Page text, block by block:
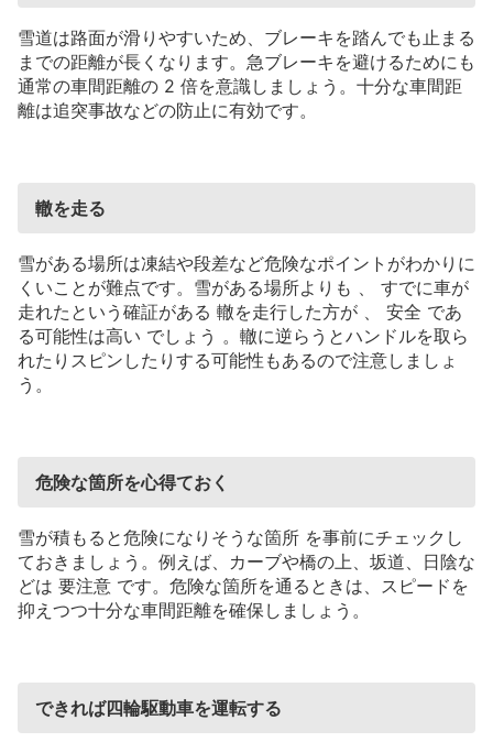
雪道は路面が滑りやすいため、ブレーキを踏んでも止まる
までの距離が長くなります。急ブレーキを避けるためにも
通常の車間距離の 2 倍を意識しましょう。十分な車間距
離は追突事故などの防止に有効です。
轍を走る
雪がある場所は凍結や段差など危険なポイントがわかりに
くいことが難点です。雪がある場所よりも 、
すでに車が
走れたという確証がある 轍を走行した方が 、 安全 であ
る可能性は高い でしょう 。轍に逆らうとハンドルを取ら
れたりスピンしたりする可能性もあるので注意しましょ
う。
危険な箇所を心得ておく
雪が積もると危険になりそうな箇所 を事前にチェックし
ておきましょう。例えば、カーブや橋の上、坂道、日陰な
どは 要注意 です。危険な箇所を通るときは、スピードを
抑えつつ十分な車間距離を確保しましょう。
できれば四輪駆動車を運転する